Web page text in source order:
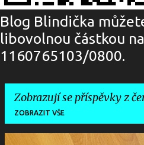
Blog Blindička
libovolnou částkou
1160765103/0800.
Zobrazují se příspěvky z
ZOBRAZIT VŠE